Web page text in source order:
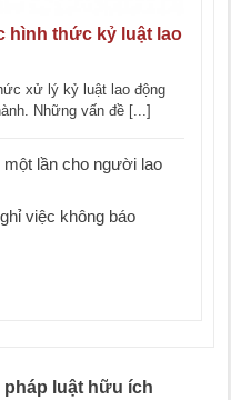
hình thức kỷ luật lao
xử lý kỷ luật lao động
Những vấn đề [...]
lần cho người lao
việc không báo
luật hữu ích